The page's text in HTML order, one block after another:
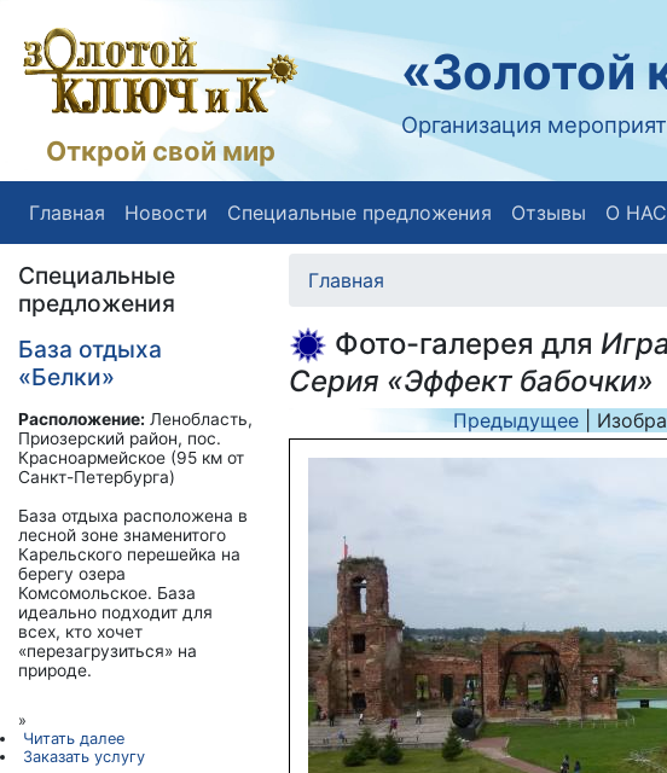
Открой свой мир
«Золотой
Организация
Главная Новости Специальные предложения Отзывы О НАС
Главная
Фото-галерея для
Серия «Эффект бабочки»
Предыдущее|
Специальные
предложения
База отдыха
«Белки»
Расположение: Ленобласть,
Приозерский район, пос.
Красноармейское (95 км от
Санкт-Петербурга)
База отдыха расположена в
лесной зоне знаменитого
Карельского перешейка на
берегу озера
Комсомольское. База
идеально подходит для
всех, кто хочет
«перезагрузиться» на
природе.
»
Читать далее
Заказать услугу